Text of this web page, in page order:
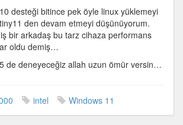
desteği bitince pek öyle linux yüklemeyi
den devam etmeyi düşünüyorum.
bir arkadaş bu tarz cihaza performans
oldu demiş…
de deneyeceğiz allah uzun ömür versin…
intel Windows 11